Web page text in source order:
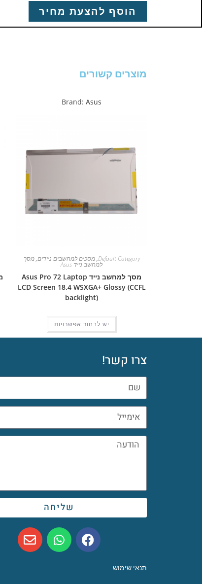
הוסף להצעת מחיר
מוצרים קשורים
Brand: Asus
Default Category
,מסכים למחשבים ניידים,מסך
למחשב נייד Asus
מסך למחשב נייד Asus Pro 72 Laptop
LCD Screen 18.4 WSXGA+ Glossy (CCFL
backlight)
יש לבחור אפשרויות
צרו קשר!
שליחה
תנאי שימוש